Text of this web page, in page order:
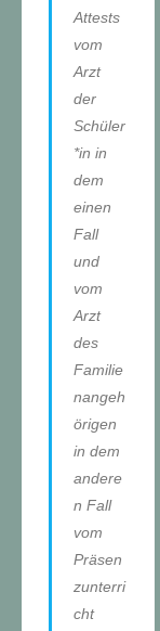
Attests
vom
Arzt
der
Schüler
*in in
dem
einen
Fall
und
vom
Arzt
des
Familie
nangeh
örigen
in dem
andere
n Fall
vom
Präsen
zunterri
cht